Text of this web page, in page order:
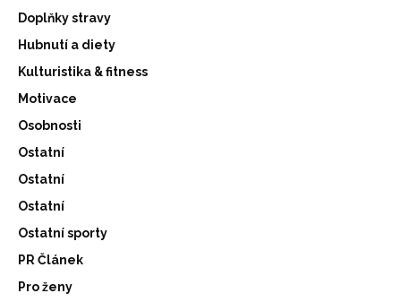
Doplňky stravy
Hubnutí a diety
Kulturistika & fitness
Motivace
Osobnosti
Ostatní
Ostatní
Ostatní
Ostatní sporty
PR Článek
Pro ženy